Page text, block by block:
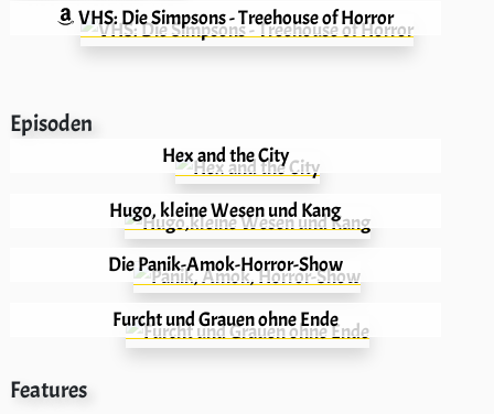
VHS: Die Simpsons - Treehouse of Horror
Episoden
Hex and the City
Hugo, kleine Wesen und Kang
Die Panik-Amok-Horror-Show
Furcht und Grauen ohne Ende
Features